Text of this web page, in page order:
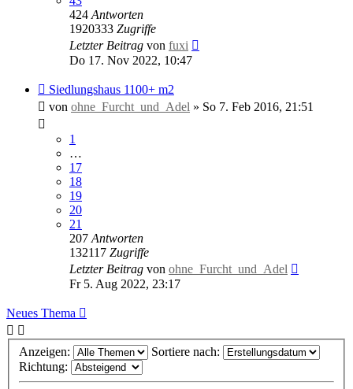
424 Antworten
1920333 Zugriffe
Letzter Beitrag von fuxi
Do 17. Nov 2022, 10:47
Siedlungshaus 1100+ m2
von ohne_Furcht_und_Adel » So 7. Feb 2016, 21:51
1
…
17
18
19
20
21
207 Antworten
132117 Zugriffe
Letzter Beitrag von ohne_Furcht_und_Adel
Fr 5. Aug 2022, 23:17
Neues Thema
Anzeigen:
Sortiere nach:
Richtung: